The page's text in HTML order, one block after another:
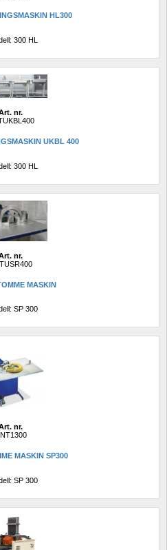
HL300
300 HL
nr.
UKBL 400
300 HL
nr.
MASKIN
SP 300
nr.
MASKIN SP300
SP 300